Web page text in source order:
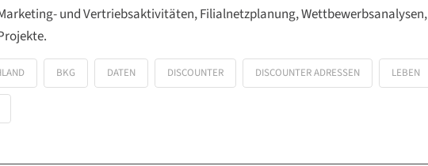
und Vertriebsaktivitäten, Filialnetzplanung, Wettbewerbsanalysen,
BKG DATEN DISCOUNTER DISCOUNTER ADRESSEN LEBEN